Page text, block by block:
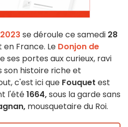
se déroule ce samedi 28
France. Le Donjon de
ses portes aux curieux, ravi
histoire riche et
c'est ici que Fouquet est
l'été1664,sous la garde sans
mousquetaire du Roi.